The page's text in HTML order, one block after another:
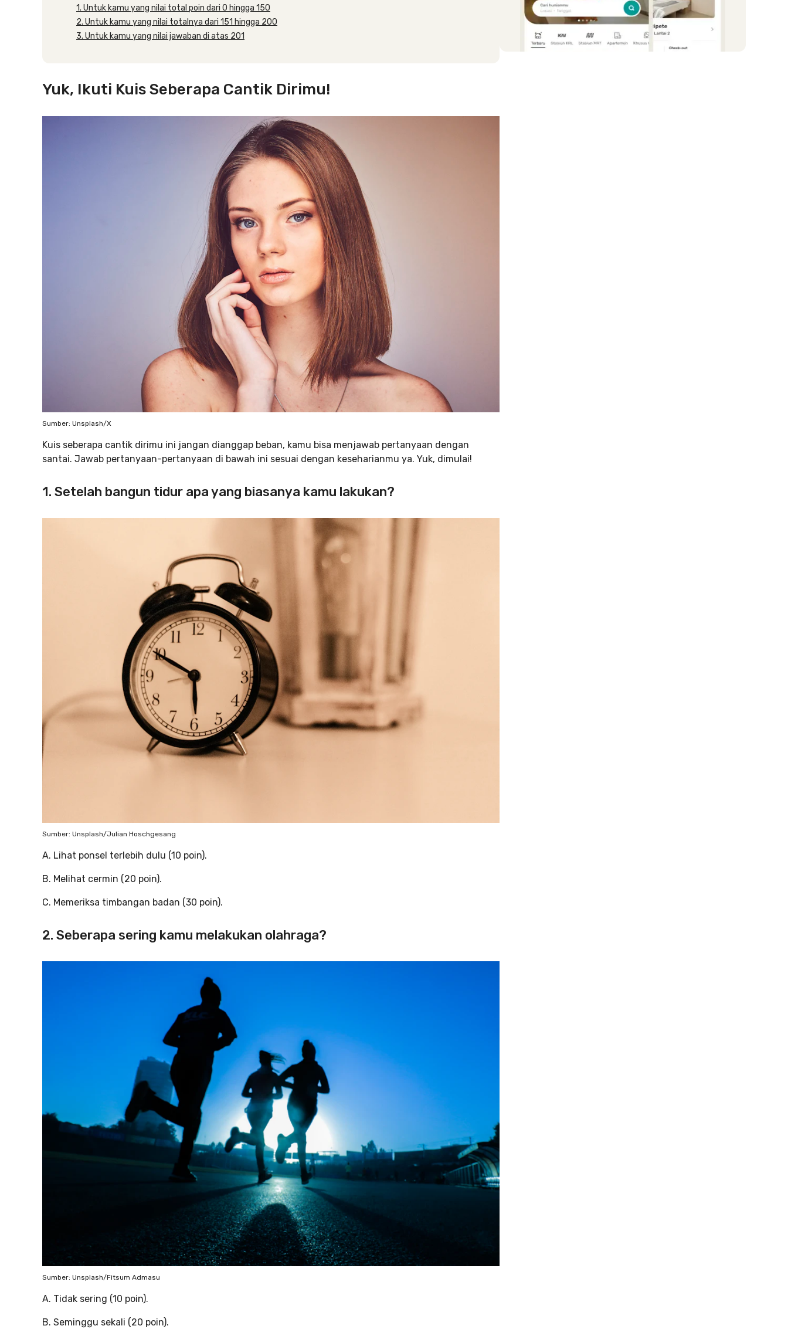
1. Untuk kamu yang nilai total poin dari 0 hingga 150
2. Untuk kamu yang nilai totalnya dari 151 hingga 200
3. Untuk kamu yang nilai jawaban di atas 201
Yuk, Ikuti Kuis Seberapa Cantik Dirimu!
Sumber: Unsplash/X
Kuis seberapa cantik dirimu ini jangan dianggap beban, kamu bisa menjawab pertanyaan dengan
santai. Jawab pertanyaan-pertanyaan di bawah ini sesuai dengan keseharianmu ya. Yuk, dimulai!
1. Setelah bangun tidur apa yang biasanya kamu lakukan?
Sumber: Unsplash/Julian Hoschgesang
A. Lihat ponsel terlebih dulu (10 poin).
B. Melihat cermin (20 poin).
C. Memeriksa timbangan badan (30 poin).
2. Seberapa sering kamu melakukan olahraga?
Sumber: Unsplash/Fitsum Admasu
A. Tidak sering (10 poin).
B. Seminggu sekali (20 poin).